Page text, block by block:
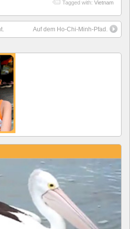
Tagged with: Vietnam
Auf dem Ho-Chi-Minh-Pfad.